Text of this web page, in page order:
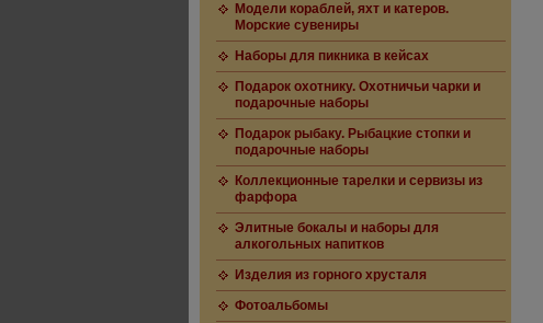
Модели кораблей, яхт и катеров.
Морские сувениры
Наборы для пикника в кейсах
Подарок охотнику. Охотничьи чарки и
подарочные наборы
Подарок рыбаку. Рыбацкие стопки и
подарочные наборы
Коллекционные тарелки и сервизы из
фарфора
Элитные бокалы и наборы для
алкогольных напитков
Изделия из горного хрусталя
Фотоальбомы